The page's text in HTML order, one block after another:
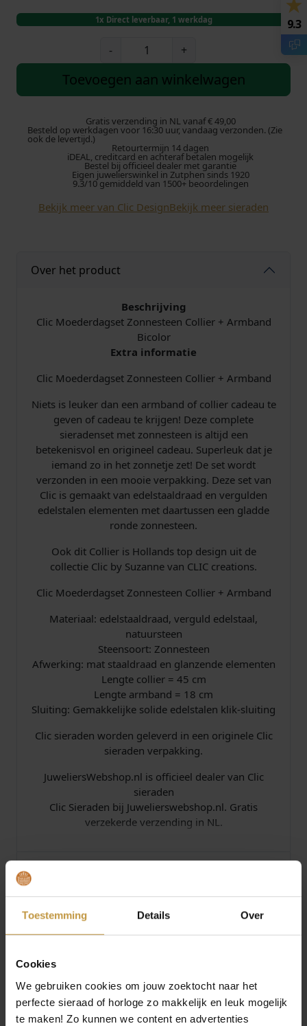
Toestemming Details Over
Cookies
We gebruiken cookies om jouw zoektocht naar het
perfecte sieraad of horloge zo makkelijk en leuk mogelijk
te maken! Zo kunnen we content en advertenties
o
s
p
r
o
n
k
i
j
k
e
p
r
i
j
s
w
a
s
:
€
6
9
,
9
u
d
i
g
e
p
r
i
:
€
6
2
9
5
.
1x Direct leverbaar, 1 werkdag
-
o
e
e
r
a
t
t
e
n
C
o
l
l
i
e
A
r
m
a
d
a
a
n
t
l
+
Toevoegen aan winkelwagen
Gratis verzending in NL vanaf € 49,00
Besteld op werkdagen voor 16:30 uur, vandaag verzonden. (Zie
ook de levertijd.)
Retourtermijn 14 dagen
iDEAL, creditcard en achteraf betalen mogelijk
Bestel bij officieel dealer met garantie
Eigen juwelierswinkel in Zutphen sinds 1920
9.3/10 gemiddeld van 1500+ beoordelingen
Bekijk meer van Clic DesignBekijk meer sieraden
Over het product
Beschrijving
Clic Moederdagset Zonnesteen Collier + Armband
Bicolor
Extra informatie
Clic Moederdagset Zonnesteen Collier + Armband
Niets is leuker dan een armband of collier cadeau te
geven of cadeau te krijgen! Deze complete
sieradenset met zonnesteen is altijd een
betekenisvol en origineel cadeau. Superleuk dat je
iemand zo in het zonnetje zet! De set wordt
verzonden in een mooie verpakking. Deze set van
Clic is gemaakt van edelstaaldraad en vergulden
edelstalen elementen met daartussen een gladde
ronde zonnesteen.
Ook dit Collier is Hollands top design uit de
collectie Clic by Suzanne van CLIC creations.
Clic Moederdagset Zonnesteen Collier + Armband
Materiaal: edelstaaldraad, verguld edelstaal,
natuursteen
Steensoort: Zonnesteen
Afwerking: mat staaldraad en glanzende elementen
Lengte collier = 45 cm
Lengte armband = 18 cm
Sluiting: Gemakkelijke solide edelstalen klik-sluiting
Clic sieraden worden geleverd in een originele Clic
sieraden verpakking.
JuweliersWebshop.nl is officieel dealer van Clic
sieraden
Clic Sieraden bij Juwelierswebshop.nl. Gratis
verzekerde verzending in NL.
Over Clic Design
Geen producten gevonden bij dit merk.
9.3